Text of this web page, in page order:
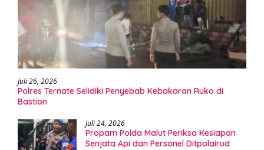
Juli 26, 2026
Polres Ternate Selidiki Penyebab Kebakaran Ruko di
Bastion
Juli 24, 2026
Propam Polda Malut Periksa Kesiapan
Senjata Api dan Personel Ditpolairud